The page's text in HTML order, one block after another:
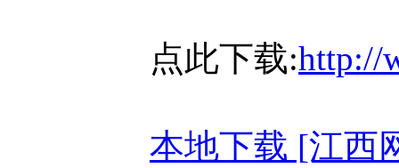
点此下载:http://
本地下载 [江西